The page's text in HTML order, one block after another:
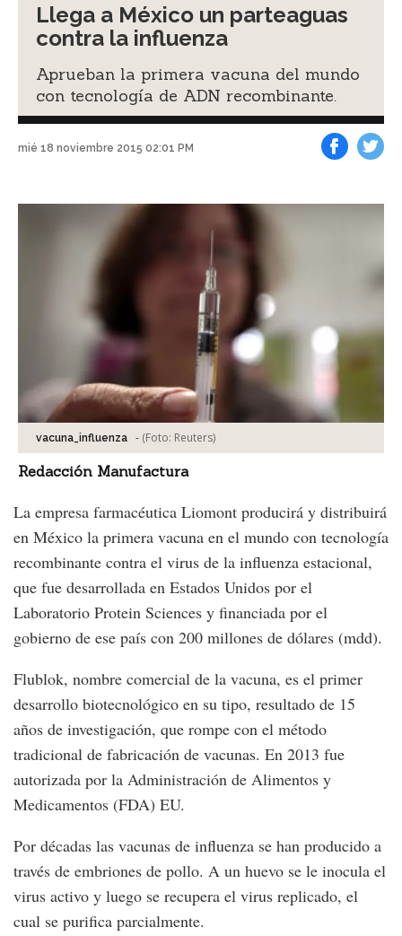
Llega a México un parteaguas
contra la influenza
Aprueban la primera vacuna del mundo
con tecnología de ADN recombinante.
mié 18 noviembre 2015 02:01 PM
vacuna_influenza - (Foto: Reuters)
Redacción Manufactura
La empresa farmacéutica Liomont producirá y distribuirá
en México la primera vacuna en el mundo con tecnología
recombinante contra el virus de la influenza estacional,
que fue desarrollada en Estados Unidos por el
Laboratorio Protein Sciences y financiada por el
gobierno de ese país con 200 millones de dólares (mdd).
Flublok, nombre comercial de la vacuna, es el primer
desarrollo biotecnológico en su tipo, resultado de 15
años de investigación, que rompe con el método
tradicional de fabricación de vacunas. En 2013 fue
autorizada por la Administración de Alimentos y
Medicamentos (FDA) EU.
Por décadas las vacunas de influenza se han producido a
través de embriones de pollo. A un huevo se le inocula el
virus activo y luego se recupera el virus replicado, el
cual se purifica parcialmente.